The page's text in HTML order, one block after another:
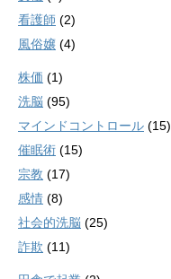
看護師 (2)
風俗嬢 (4)
株価 (1)
洗脳 (95)
マインドコントロール (15)
催眠術 (15)
宗教 (17)
感情 (8)
社会的洗脳 (25)
詐欺 (11)